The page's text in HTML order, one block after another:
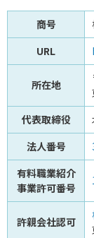
商号
URL
所在地
代表取締役
法人番号
有料職業紹介
事業許可番号
許親会社認可